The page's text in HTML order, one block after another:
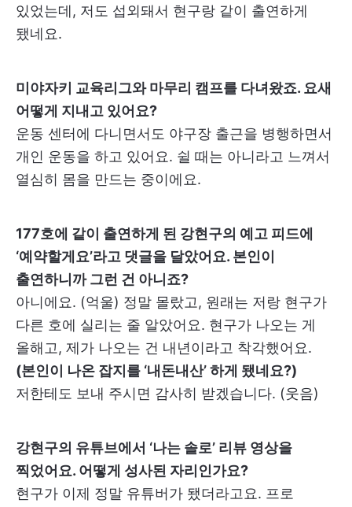
있었는데, 저도 섭외돼서 현구랑 같이 출연하게
됐네요.
미야자키 교육리그와 마무리 캠프를 다녀왔죠. 요새
어떻게 지내고 있어요?
운동 센터에 다니면서도 야구장 출근을 병행하면서
개인 운동을 하고 있어요. 쉴 때는 아니라고 느껴서
열심히 몸을 만드는 중이에요.
177호에 같이 출연하게 된 강현구의 예고 피드에
‘예약할게요’라고 댓글을 달았어요. 본인이
출연하니까 그런 건 아니죠?
아니에요. (억울) 정말 몰랐고, 원래는 저랑 현구가
다른 호에 실리는 줄 알았어요. 현구가 나오는 게
올해고, 제가 나오는 건 내년이라고 착각했어요.
(본인이 나온 잡지를 ‘내돈내산’ 하게 됐네요?)
저한테도 보내 주시면 감사히 받겠습니다. (웃음)
강현구의 유튜브에서 ‘나는 솔로’ 리뷰 영상을
찍었어요. 어떻게 성사된 자리인가요?
현구가 이제 정말 유튜버가 됐더라고요. 프로